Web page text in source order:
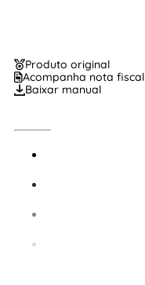
Produto original
Acompanha nota fiscal
Baixar manual